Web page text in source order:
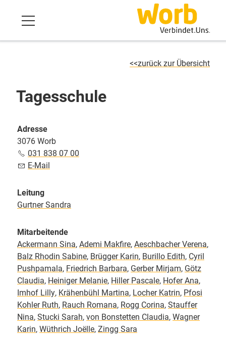
zurück zur Übersicht
Tagesschule
Adresse
3076 Worb
031 838 07 00
E-Mail
Leitung
Gurtner Sandra
Mitarbeitende
Ackermann Sina, Ademi Makfire, Aeschbacher Verena,
Balz Rhodin Sabine, Brügger Karin, Burillo Edith, Cyril
Pushpamala, Friedrich Barbara, Gerber Mirjam, Götz
Claudia, Heiniger Melanie, Hiller Pascale, Hofer Ana,
Imhof Lilly, Krähenbühl Martina, Locher Katrin, Pfosi
Kohler Ruth, Rauch Romana, Rogg Corina, Stauffer
Nina, Stucki Sarah, von Bonstetten Claudia, Wagner
Karin, Wüthrich Joëlle, Zingg Sara